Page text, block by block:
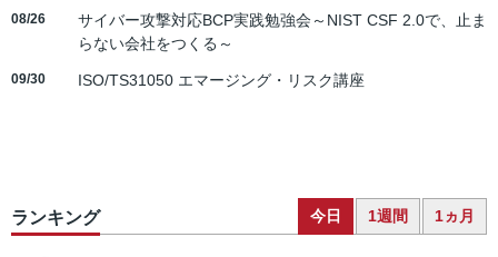
08/26
サイバー攻撃対応BCP実践勉強会～NIST CSF 2.0で、止ま
らない会社をつくる～
09/30 ISO/TS31050 エマージング・リスク講座
ランキング 今日 1週間 1ヵ月